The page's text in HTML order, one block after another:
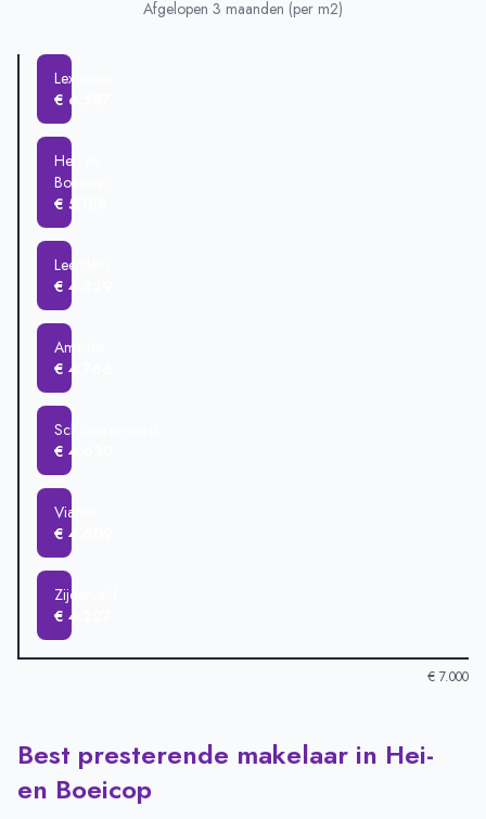
€ 829.250
Vianen
Leerdam
Ameide
Zijderveld
Afgelopen 3 maanden (per m2)
Lexmond
€ 6.587
Hei- en
Boeicop
€ 5.188
Leerdam
€ 4.829
Ameide
€ 4.766
Schoonrewoerd
€ 4.630
Vianen
€ 4.609
Zijderveld
€ 4.227
€ 7.000
Verkoopprijzen in andere plaatsen per m2-Afgelopen 3
Plaats
Lexmond
Best presterende makelaar in Hei-
en Boeicop